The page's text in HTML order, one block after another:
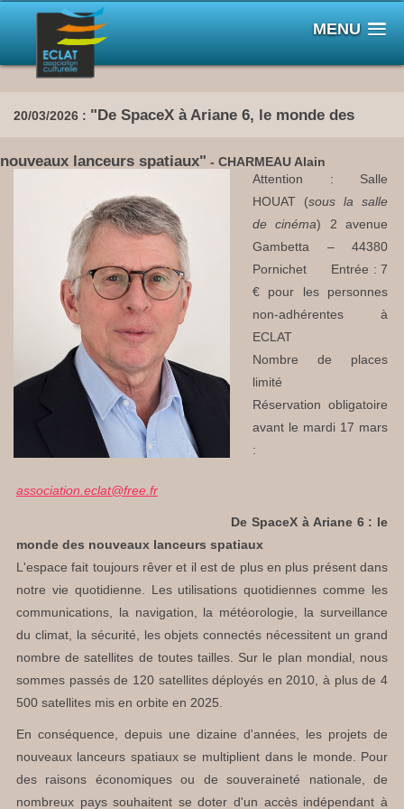
MENU
20/03/2026 : "De SpaceX à Ariane 6, le monde des
nouveaux lanceurs spatiaux" - CHARMEAU Alain
Attention : Salle
HOUAT (sous la salle
de cinéma) 2 avenue
Gambetta – 44380
Pornichet Entrée : 7
€ pour les personnes
non-adhérentes à
ECLAT
Nombre de places
limité
Réservation obligatoire
avant le mardi 17 mars
:
association.eclat@free.fr
De SpaceX à Ariane 6 : le
monde des nouveaux lanceurs spatiaux
L'espace fait toujours rêver et il est de plus en plus présent dans
notre vie quotidienne. Les utilisations quotidiennes comme les
communications, la navigation, la météorologie, la surveillance
du climat, la sécurité, les objets connectés nécessitent un grand
nombre de satellites de toutes tailles. Sur le plan mondial, nous
sommes passés de 120 satellites déployés en 2010, à plus de 4
500 satellites mis en orbite en 2025.
En conséquence, depuis une dizaine d'années, les projets de
nouveaux lanceurs spatiaux se multiplient dans le monde. Pour
des raisons économiques ou de souveraineté nationale, de
nombreux pays souhaitent se doter d'un accès indépendant à